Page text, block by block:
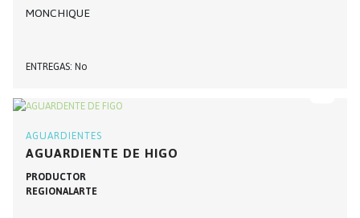
MONCHIQUE
ENTREGAS No
AGUARDIENTES
AGUARDIENTE DE HIGO
PRODUCTOR
REGIONALARTE